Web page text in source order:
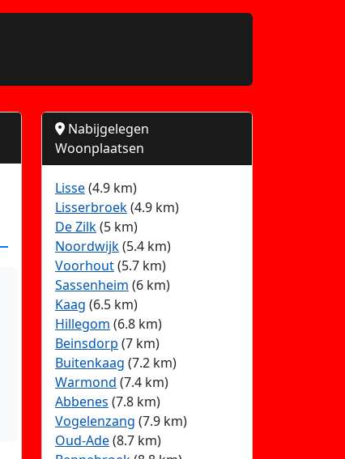
Nabijgelegen
Woonplaatsen
Lisse(4.9 km)
Lisserbroek(4.9 km)
De Zilk(5 km)
Noordwijk(5.4 km)
Voorhout(5.7 km)
Sassenheim (6 km)
Kaag (6.5 km)
Hillegom (6.8 km)
Beinsdorp (7 km)
Buitenkaag (7.2 km)
Warmond (7.4 km)
Abbenes (7.8 km)
Vogelenzang (7.9 km)
Oud-Ade(8.7 km)